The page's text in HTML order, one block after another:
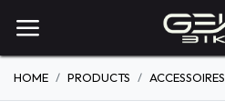
HOME PRODUCTS ACCESSOIRES